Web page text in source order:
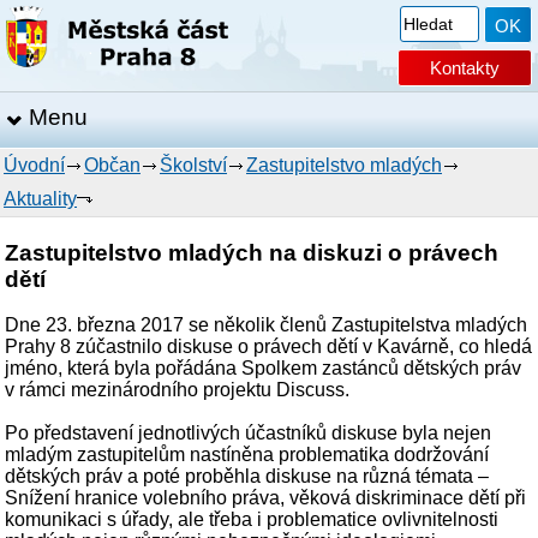
Kontakty
Menu
Úvodní Občan Školství
Zastupitelstvo mladých
Aktuality
Zastupitelstvo mladých na diskuzi o právech
dětí
Dne 23. března 2017 se několik členů Zastupitelstva mladých
Prahy 8 zúčastnilo diskuse o právech dětí v Kavárně, co hledá
jméno, která byla pořádána Spolkem zastánců dětských práv
v rámci mezinárodního projektu Discuss.
Po představení jednotlivých účastníků diskuse byla nejen
mladým zastupitelům nastíněna problematika dodržování
dětských práv a poté proběhla diskuse na různá témata –
Snížení hranice volebního práva, věková diskriminace dětí při
komunikaci s úřady, ale třeba i problematice ovlivnitelnosti